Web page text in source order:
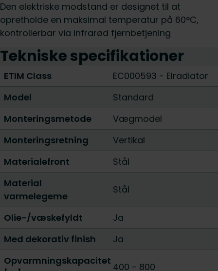
Den elektriske modstand er designet til at
opretholde en maksimal temperatur på 60°C,
kontrollerbar via infrarød fjernbetjening
Tekniske specifikationer
ETIM Class
EC000593 - Elradiator
Model
Standard
Monteringsmetode
Vægmodel
Monteringsretning
Vertikal
Materialefront
Stål
Material
varmelegeme
Stål
Olie-/væskefyldt
Ja
Med dekorativ finish
Ja
Opvarmningskapacitet
400 - 800